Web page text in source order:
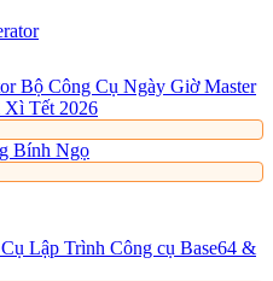
Bộ Công Cụ Ngày Giờ Master
Tết 2026
Bính Ngọ
Lập Trình Công cụ Base64 &